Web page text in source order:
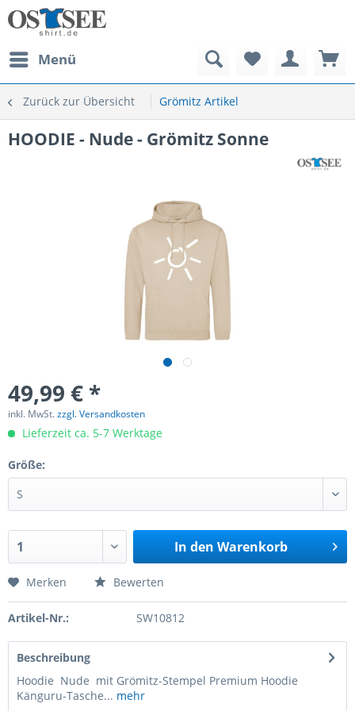
Menü
Zurück zur Übersicht Grömitz Artikel
HOODIE - Nude - Grömitz Sonne
49,99 € *
inkl. MwSt.zzgl. Versandkosten
Lieferzeit ca. 5-7 Werktage
Größe:
In den Warenkorb
Merken Bewerten
Artikel-Nr.: SW10812
Beschreibung
Hoodie Nude mit Grömitz-Stempel Premium Hoodie
Känguru-Tasche... mehr